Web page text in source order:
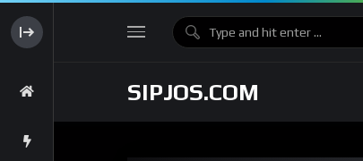
SIPJOS.COM